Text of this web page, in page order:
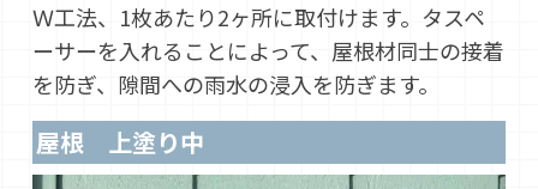
Ｗ工法、1枚あたり2ヶ所に取付けます。タスペ
ーサーを入れることによって、屋根材同士の接着
を防ぎ、隙間への雨水の浸入を防ぎます。
屋根 上塗り中